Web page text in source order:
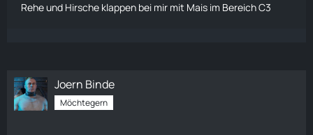
Rehe und Hirsche klappen bei mir mit Mais im Bereich C3
Joern Binde
Möchtegern